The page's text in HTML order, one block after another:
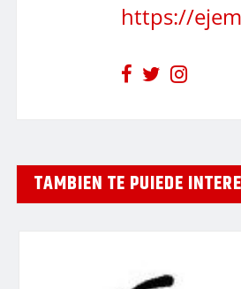
https://
TAMBIEN TE PUIEDE